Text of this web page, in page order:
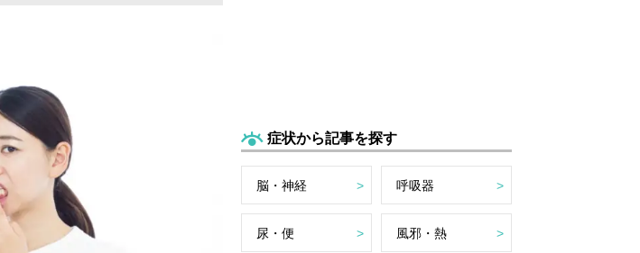
症状から記事を探す
脳・神経 呼吸器
尿・便 風邪・熱